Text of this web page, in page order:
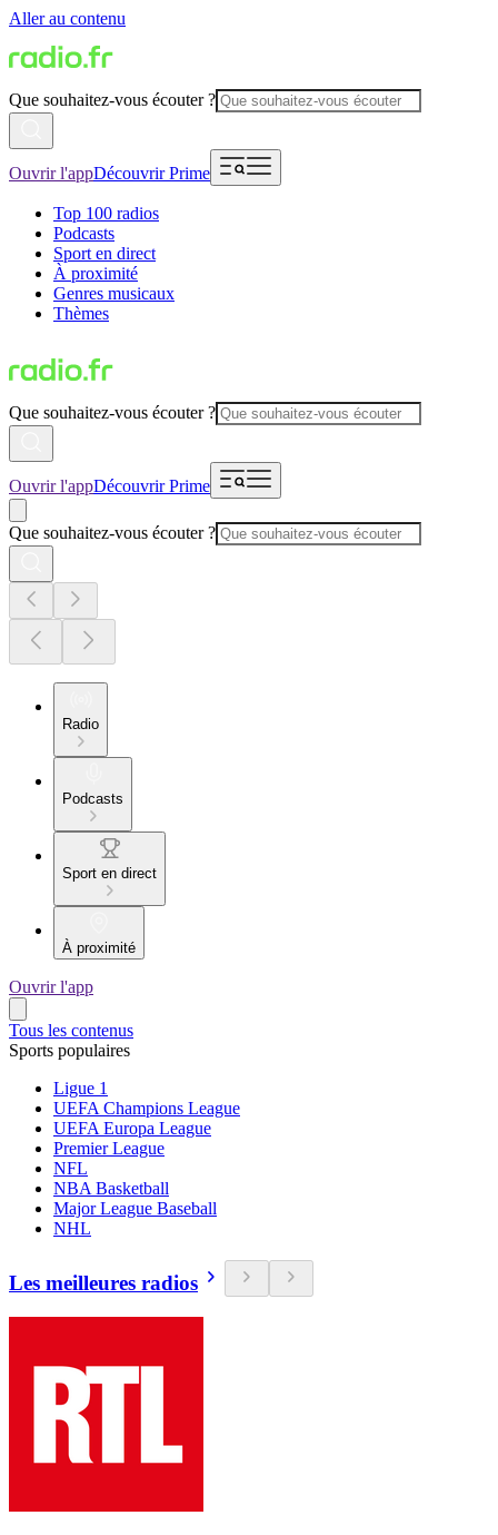
Aller au contenu
Que souhaitez-vous écouter ?
Ouvrir l'appDécouvrir Prime
Top 100 radios
Podcasts
Sport en direct
À proximité
Genres musicaux
Thèmes
Que souhaitez-vous écouter ?
Ouvrir l'appDécouvrir Prime
Que souhaitez-vous écouter ?
Radio
Podcasts
Sport en direct
À proximité
Ouvrir l'app
Tous les contenus
Sports populaires
Ligue 1
UEFA Champions League
UEFA Europa League
Premier League
NFL
NBA Basketball
Major League Baseball
NHL
Les meilleures radios